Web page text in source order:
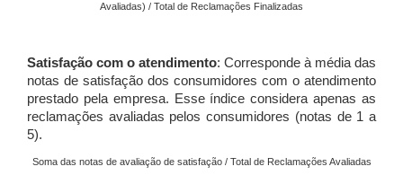
Avaliadas) / Total de Reclamações Finalizadas
Satisfação com o atendimento: Corresponde à média das
notas de satisfação dos consumidores com o atendimento
prestado pela empresa. Esse índice considera apenas as
reclamações avaliadas pelos consumidores (notas de 1 a
5).
Soma das notas de avaliação de satisfação / Total de Reclamações Avaliadas